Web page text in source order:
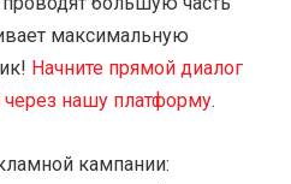
максимальную
Начните прямой диалог
нашу платформу.
кампании: